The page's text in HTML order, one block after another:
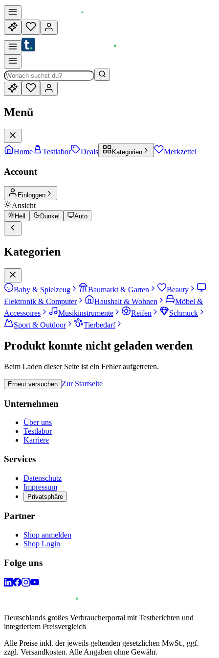
Menü
Home Testlabor Deals Kategorien Merkzettel
Account
Einloggen
Ansicht
Hell Dunkel Auto
Kategorien
Baby & Spielzeug Baumarkt & Garten
Beauty
Elektronik & Computer
Haushalt & Wohnen
Möbel &
Accessoires
Musikinstrumente Reifen
Schmuck
Sport & Outdoor
Tierbedarf
Produkt konnte nicht geladen werden
Beim Laden dieser Seite ist ein Fehler aufgetreten.
Erneut versuchen Zur Startseite
Unternehmen
Über uns
Testlabor
Karriere
Services
Datenschutz
Impressum
Privatsphäre
Partner
Shop anmelden
Shop Login
Folge uns
Deutschlands großes Verbraucherportal mit Testberichten und
integriertem Preisvergleich
Alle Preise inkl. der jeweils geltenden gesetzlichen MwSt., ggf.
zzgl. Versandkosten. Alle Angaben ohne Gewähr.